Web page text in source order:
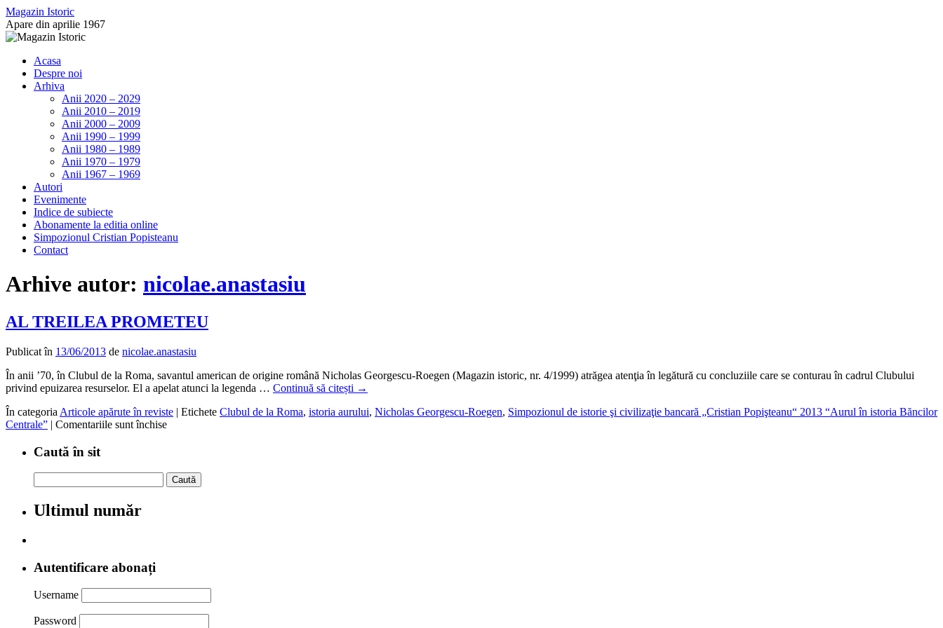
Sari
la
conținut
Magazin Istoric
Apare din aprilie 1967
Acasa
Despre noi
Arhiva
Anii 2020 – 2029
Anii 2010 – 2019
Anii 2000 – 2009
Anii 1990 – 1999
Anii 1980 – 1989
Anii 1970 – 1979
Anii 1967 – 1969
Autori
Evenimente
Indice de subiecte
Abonamente la editia online
Simpozionul Cristian Popisteanu
Contact
Arhive autor: nicolae.anastasiu
AL TREILEA PROMETEU
Publicat în 13/06/2013 de nicolae.anastasiu
În anii ’70, în Clubul de la Roma, savantul american de origine română Nicholas Georgescu-Roegen (Magazin istoric, nr. 4/1999) atrăgea atenţia în legătură cu concluziile care se conturau în cadrul Clubului
privind epuizarea resurselor. El a apelat atunci la legenda … Continuă să citești →
În categoria Articole apărute în reviste | Etichete Clubul de la Roma, istoria aurului, Nicholas Georgescu-Roegen, Simpozionul de istorie şi civilizaţie bancară „Cristian Popişteanu“ 2013 “Aurul în istoria Băncilor
Centrale” | Comentariile sunt închisepentru
Caută în sit
după:
Ultimul număr
Autentificare abonați
Username
Password